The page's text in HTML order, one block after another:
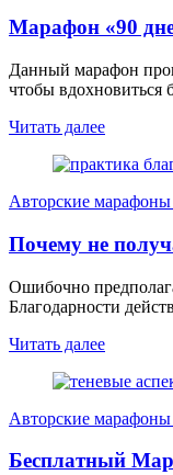
Марафон «90
Данный марафон
чтобы вдохновиться
Читать далее
Авторские марафоны
Почему не
Ошибочно
Благодарности
Читать далее
Авторские марафоны
Бесплатный